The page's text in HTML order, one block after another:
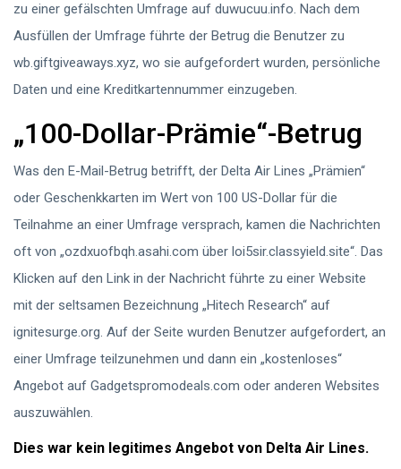
zu einer gefälschten Umfrage auf duwucuu.info. Nach dem
Ausfüllen der Umfrage führte der Betrug die Benutzer zu
wb.giftgiveaways.xyz, wo sie aufgefordert wurden, persönliche
Daten und eine Kreditkartennummer einzugeben.
„100-Dollar-Prämie“-Betrug
Was den E-Mail-Betrug betrifft, der Delta Air Lines „Prämien“
oder Geschenkkarten im Wert von 100 US-Dollar für die
Teilnahme an einer Umfrage versprach, kamen die Nachrichten
oft von „ozdxuofbqh.asahi.com über loi5sir.classyield.site“. Das
Klicken auf den Link in der Nachricht führte zu einer Website
mit der seltsamen Bezeichnung „Hitech Research“ auf
ignitesurge.org. Auf der Seite wurden Benutzer aufgefordert, an
einer Umfrage teilzunehmen und dann ein „kostenloses“
Angebot auf Gadgetspromodeals.com oder anderen Websites
auszuwählen.
Dies war kein legitimes Angebot von Delta Air Lines.